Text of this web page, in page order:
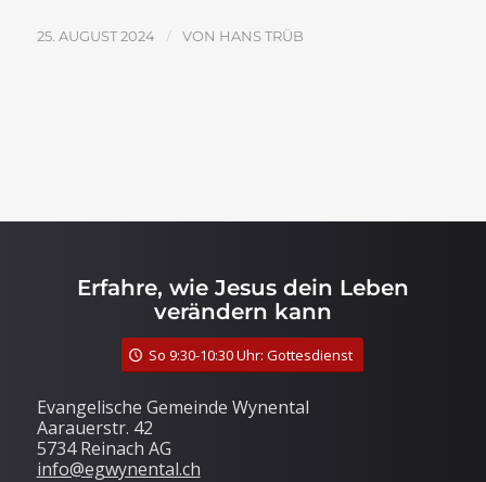
25. AUGUST 2024 / VON HANS TRÜB
Erfahre, wie Jesus dein Leben
verändern kann
So 9:30-10:30 Uhr: Gottesdienst
Evangelische Gemeinde Wynental
Aarauerstr. 42
5734 Reinach AG
info@egwynental.ch